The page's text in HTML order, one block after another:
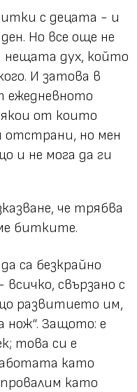
с децата - и
Но все още не
нещата дух, който
И затова в
ежедневното
от които
отстрани, но мен
и не мога да ги
че трябва
битките.
са безкрайно
свързано с
развитието им,
нож“. Защото: е
това си е
като
като